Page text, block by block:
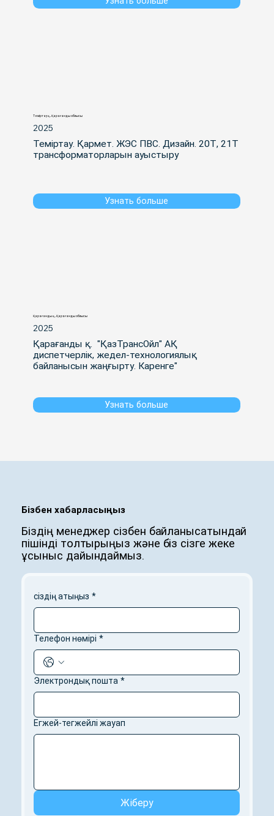
Узнать больше
Теміртау қ., Қарағанды облысы
2025
Теміртау. Қармет. ЖЭС ПВС. Дизайн. 20Т, 21Т
трансформаторларын ауыстыру
Узнать больше
Қарағанды қ., Қарағанды облысы
2025
Қарағанды қ.  "ҚазТрансОйл" АҚ
диспетчерлік, жедел-технологиялық
байланысын жаңғырту. Каренге"
Бізбен хабарласыңыз
Біздің менеджер сізбен байланысатындай
пішінді толтырыңыз және біз сізге жеке
ұсыныс дайындаймыз.
сіздің атыңыз *
Телефон нөмірі *
Электрондық пошта *
Егжей-тегжейлі жауап
Жіберу